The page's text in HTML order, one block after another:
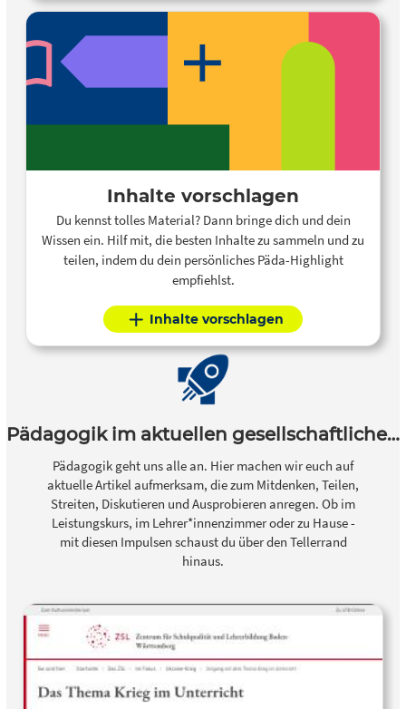
Inhalte vorschlagen
Du kennst tolles Material? Dann bringe dich und dein
Wissen ein. Hilf mit, die besten Inhalte zu sammeln und zu
teilen, indem du dein persönliches Päda-Highlight
empfiehlst.
Inhalte vorschlagen
Pädagogik im aktuellen gesellschaftlichen Diskurs
Pädagogik geht uns alle an. Hier machen wir euch auf
aktuelle Artikel aufmerksam, die zum Mitdenken, Teilen,
Streiten, Diskutieren und Ausprobieren anregen. Ob im
Leistungskurs, im Lehrer*innenzimmer oder zu Hause -
mit diesen Impulsen schaust du über den Tellerrand
hinaus.